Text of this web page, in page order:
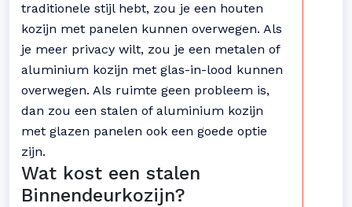
traditionele stijl hebt, zou je een houten
kozijn met panelen kunnen overwegen. Als
je meer privacy wilt, zou je een metalen of
aluminium kozijn met glas-in-lood kunnen
overwegen. Als ruimte geen probleem is,
dan zou een stalen of aluminium kozijn
met glazen panelen ook een goede optie
zijn.
Wat kost een stalen
Binnendeurkozijn?